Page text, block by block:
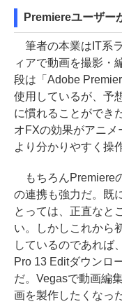
Premiereユーザー
筆者の本業はIT系
ィアで動画を撮影・
段は「Adobe
使用しているが、予
に慣れることができ
オFXの効果がアニ
より分かりやすく操
もちろんPremiere
の連携も強力だ。既
とっては、正直なと
い。しかしこれから
しているのであれば
Pro 13 Editダウンロ
だ。Vegasで動画編
画を製作したくなっ